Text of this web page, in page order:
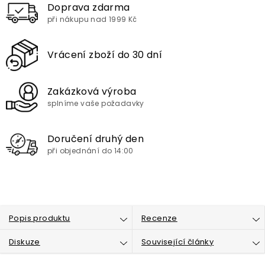
Doprava zdarma
při nákupu nad 1999 Kč
Vrácení zboží do 30 dní
Zakázková výroba
splníme vaše požadavky
Doručení druhý den
při objednání do 14:00
Popis produktu Recenze
Diskuze Související články